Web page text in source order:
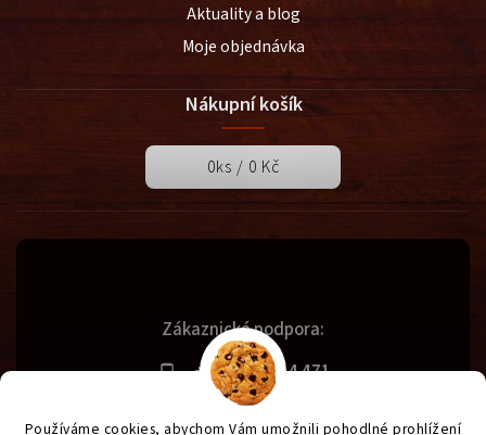
Používáme cookies, abychom Vám umožnili pohodlné prohlížení
Zákaznická podpora:
+420 731 614 471
info@svetgrilu.cz
Aktuality a blog
Moje objednávka
Nákupní košík
0ks / 0 Kč